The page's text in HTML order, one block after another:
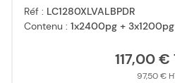
Réf : LC1280XLVALBPDR
Contenu : 1x2400pg + 3x1200pg
117,00 €
97,50 €